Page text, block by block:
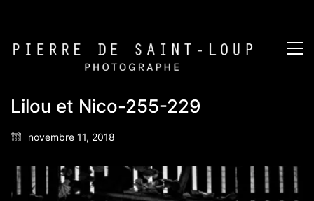
Lilou et Nico-255-229
novembre 11, 2018